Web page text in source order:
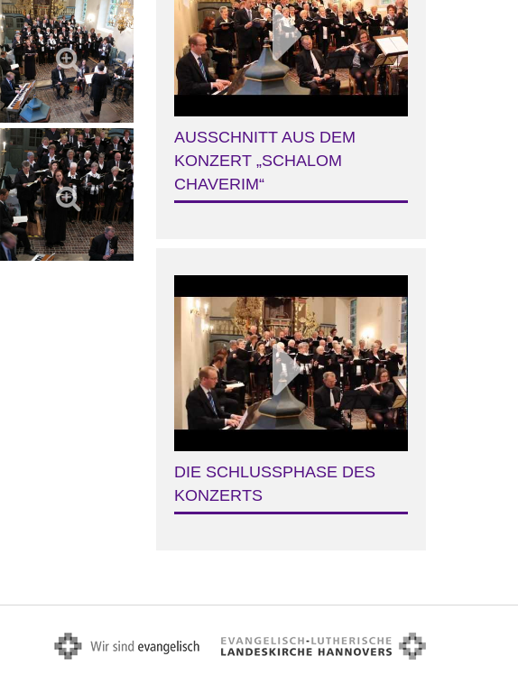
AUSSCHNITT AUS DEM
KONZERT „SCHALOM
CHAVERIM“
DIE SCHLUSSPHASE DES
KONZERTS